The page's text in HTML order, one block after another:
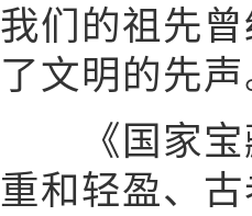
我们的祖先
了文明的先声
《国家宝藏
重和轻盈、